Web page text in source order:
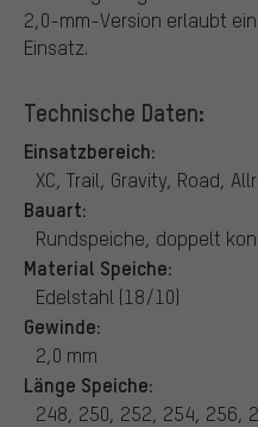
2,0-mm-Version erlaubt
Einsatz.
Technische Daten:
Einsatzbereich:
XC, Trail, Gravity, Road,
Bauart:
Rundspeiche, doppelt
Material Speiche:
Edelstahl (18/10)
Gewinde:
2,0 mm
Länge Speiche:
248, 250, 252, 254, 256,